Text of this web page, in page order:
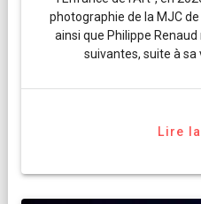
photographie de la MJC de
ainsi que Philippe
suivantes, suite à sa
Lire